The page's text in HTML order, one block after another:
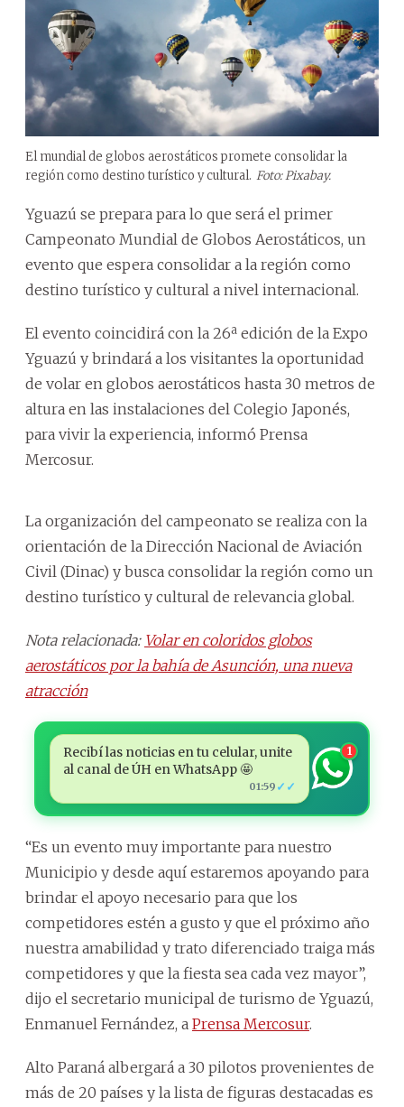
El mundial de globos aerostáticos promete consolidar la
región como destino turístico y cultural. Foto: Pixabay.
Yguazú se prepara para lo que será el primer
Campeonato Mundial de Globos Aerostáticos, un
evento que espera consolidar a la región como
destino turístico y cultural a nivel internacional.
El evento coincidirá con la 26ª edición de la Expo
Yguazú y brindará a los visitantes la oportunidad
de volar en globos aerostáticos hasta 30 metros de
altura en las instalaciones del Colegio Japonés,
para vivir la experiencia, informó Prensa
Mercosur.
La organización del campeonato se realiza con la
orientación de la Dirección Nacional de Aviación
Civil (Dinac) y busca consolidar la región como un
destino turístico y cultural de relevancia global.
Nota relacionada: Volar en coloridos globos
aerostáticos por la bahía de Asunción, una nueva
atracción
Recibí las noticias en tu celular, unite
al canal de ÚH en WhatsApp 🤩
01:59 ✓✓
1
“Es un evento muy importante para nuestro
Municipio y desde aquí estaremos apoyando para
brindar el apoyo necesario para que los
competidores estén a gusto y que el próximo año
nuestra amabilidad y trato diferenciado traiga más
competidores y que la fiesta sea cada vez mayor”,
dijo el secretario municipal de turismo de Yguazú,
Enmanuel Fernández, a Prensa Mercosur.
Alto Paraná albergará a 30 pilotos provenientes de
más de 20 países y la lista de figuras destacadas es